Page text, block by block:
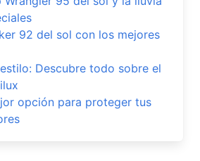
92 del sol con los mejores
Descubre todo sobre el
opción para proteger tus